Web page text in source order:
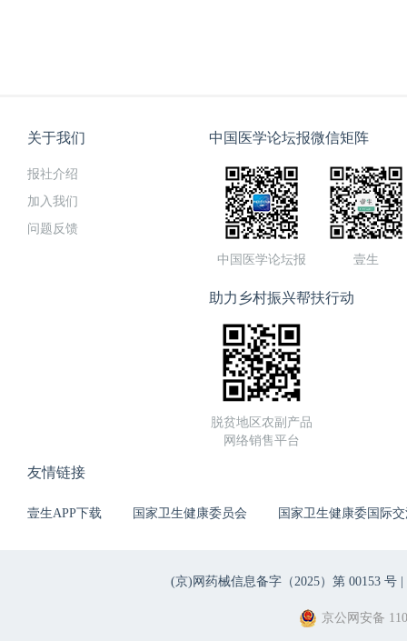
关于我们
报社介绍
加入我们
问题反馈
中国医学论坛报微信矩阵
中国医学论坛报 壹生
助力乡村振兴帮扶行动
脱贫地区农副产品
网络销售平台
友情链接
壹生APP下载 国家卫生健康委员会 国家卫生健康委国际
(京)网药械信息备字（2025）第 00153 号 |
京公网安备